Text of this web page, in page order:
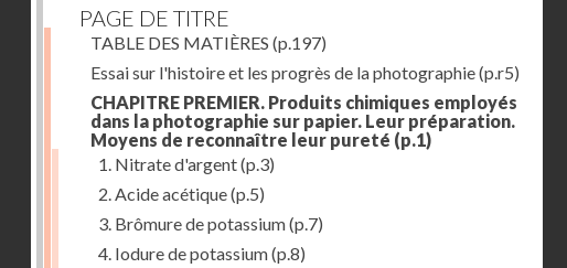
PAGE DE TITRE
TABLE DES MATIÈRES (p.197)
Essai sur l'histoire et les progrès de la photographie(p.r5)
CHAPITRE PREMIER. Produits chimiques employés
dans la photographie sur papier. Leur préparation.
Moyens de reconnaître leur pureté (p.1)
1. Nitrate d'argent(p.3)
2. Acide acétique(p.5)
3. Brômure de potassium(p.7)
4. Iodure de potassium(p.8)